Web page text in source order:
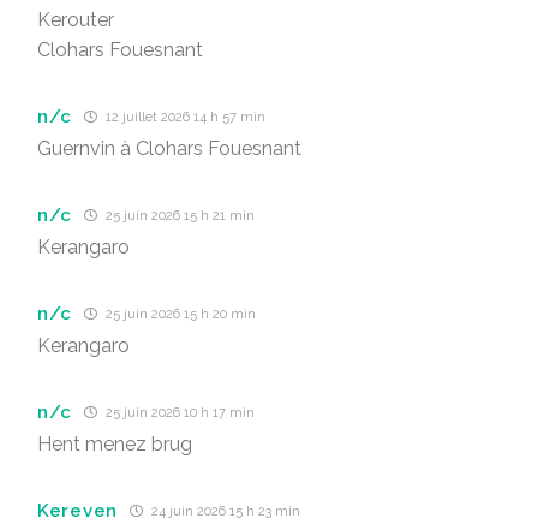
Kerouter
Clohars Fouesnant
n/c 12 juillet 2026 14 h 57 min
Guernvin à Clohars Fouesnant
n/c 25 juin 2026 15 h 21 min
Kerangaro
n/c 25 juin 2026 15 h 20 min
Kerangaro
n/c 25 juin 2026 10 h 17 min
Hent menez brug
Kereven 24 juin 2026 15 h 23 min